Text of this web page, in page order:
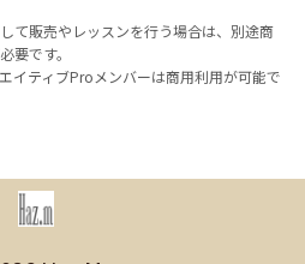
て販売やレッスンを行う場合は、別途商
要です。
イティブProメンバーは商用利用が可能で